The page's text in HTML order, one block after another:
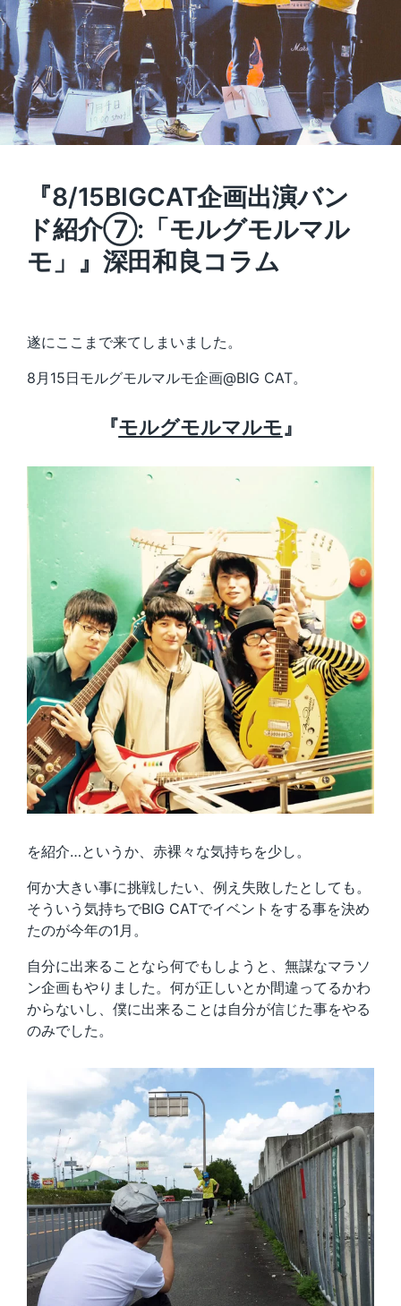
『8/15BIGCAT企画出演バン
ド紹介⑦:「モルグモルマル
モ」』深田和良コラム
遂にここまで来てしまいました。
8月15日モルグモルマルモ企画@BIG CAT。
『モルグモルマルモ』
を紹介…というか、赤裸々な気持ちを少し。
何か大きい事に挑戦したい、例え失敗したとしても。
そういう気持ちでBIG CATでイベントをする事を決め
たのが今年の1月。
自分に出来ることなら何でもしようと、無謀なマラソ
ン企画もやりました。何が正しいとか間違ってるかわ
からないし、僕に出来ることは自分が信じた事をやる
のみでした。